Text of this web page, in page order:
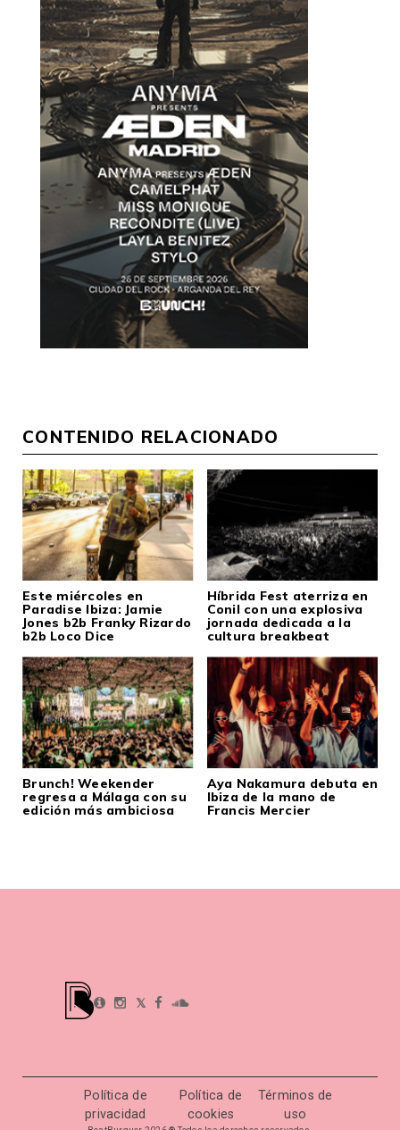
CONTENIDO RELACIONADO
Este miércoles en
Paradise Ibiza: Jamie
Jones b2b Franky Rizardo
b2b Loco Dice
Híbrida Fest aterriza en
Conil con una explosiva
jornada dedicada a la
cultura breakbeat
Brunch! Weekender
regresa a Málaga con su
edición más ambiciosa
Aya Nakamura debuta en
Ibiza de la mano de
Francis Mercier
𝕏
Política de
privacidad
Política de
cookies
Términos de
uso